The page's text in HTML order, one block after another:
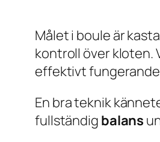
Målet i boule är
kontroll över kloten.
effektivt fungerande
En bra teknik
fullständig balans